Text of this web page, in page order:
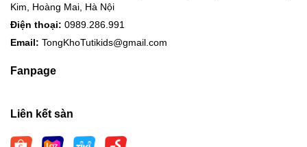
Kim, Hoàng Mai, Hà Nội
Điện thoại: 0989.286.991
Email: TongKhoTutikids@gmail.com
Fanpage
Liên kết sàn